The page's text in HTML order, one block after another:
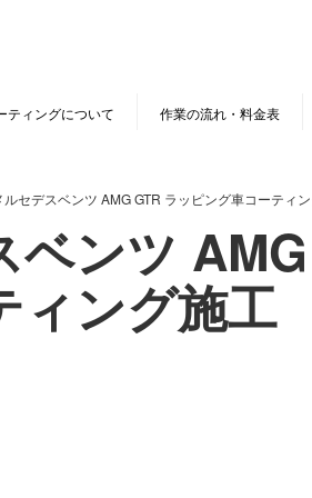
ティングについて 作業の流れ・料金表
セデスベンツ AMG GTR ラッピング車コーティ
ンツ
ィング施工